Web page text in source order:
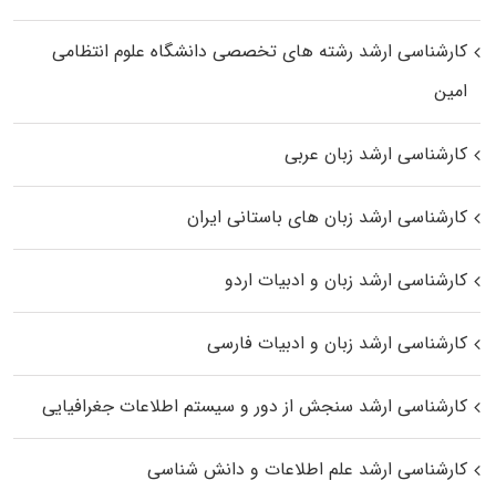
کارشناسی ارشد رﺷﺘﻪ ﻫﺎی تخصصی داﻧﺸﮕﺎه ﻋﻠﻮم انتظامی
اﻣﻴﻦ
کارشناسی ارشد زبان عربی
کارشناسی ارشد زبان‌ های باستانی ایران
کارشناسی ارشد زبان و ادبیات اردو
کارشناسی ارشد زبان و ادبیات فارسی
کارشناسی ارشد سنجش از دور و سیستم اطلاعات جغرافیایی
کارشناسی ارشد علم اطلاعات و دانش شناسی